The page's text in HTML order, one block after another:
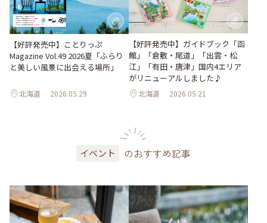
【好評発売中】ことりっぷ
Magazine Vol.49 2026夏「ふらり
と美しい風景に出会える場所」
北海道 2026.05.29
【好評発売中】ガイドブック「函
館」「倉敷・尾道」「出雲・松
江」「有田・唐津」国内4エリア
がリニューアルしました♪
北海道 2026.05.21
イベント のおすすめ記事